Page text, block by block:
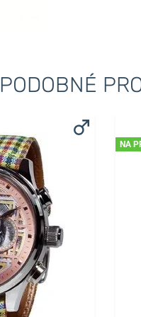
PODOBNÉ
NA